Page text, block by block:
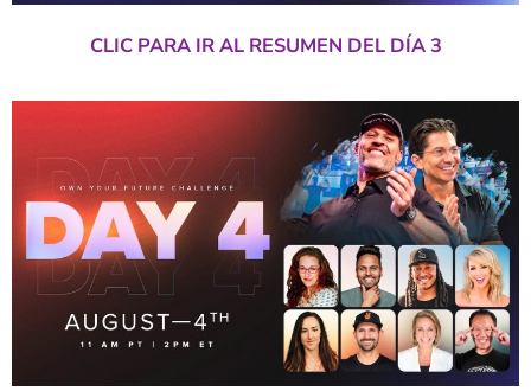
CLIC PARA IR AL RESUMEN DEL DÍA 3